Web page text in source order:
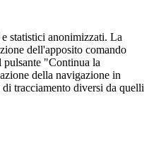
statistici anonimizzati. La
dell'apposito comando
"Continua la
della navigazione in
tracciamento diversi da quelli